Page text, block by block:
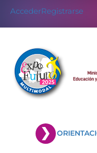
AccederRegistrarse